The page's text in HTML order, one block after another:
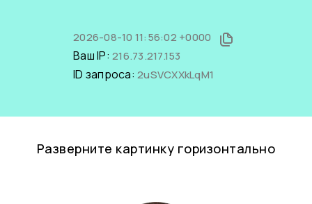
2026-08-10 11:56:02 +0000
Ваш IP: 216.73.217.153
ID запроса: 2uSVCXXkLqM1
Разверните картинку горизонтально